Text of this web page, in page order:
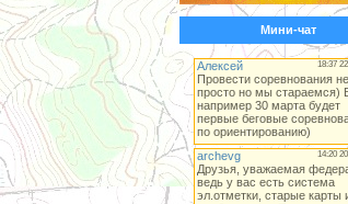
Мини-чат